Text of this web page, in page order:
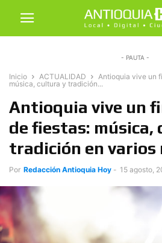
- PAUTA -
Inicio ACTUALIDAD
Antioquia vive un
música, cultura y tradición...
Antioquia vive un
de fiestas: música,
tradición en varios
Por Redacción Antioquia Hoy - 15 agosto,